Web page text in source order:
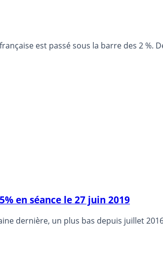
est passé sous la barre des 2 %.
en séance le 27 juin 2019
dernière, un plus bas depuis juillet